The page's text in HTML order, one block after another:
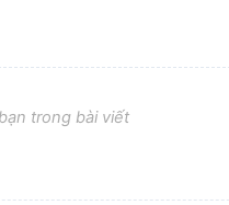
trong bài viết